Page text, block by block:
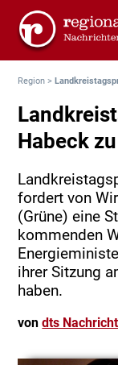
Region >
Habeck
fordert von
(Grüne) eine
kommenden
ihrer Sitzung
haben.
vondts